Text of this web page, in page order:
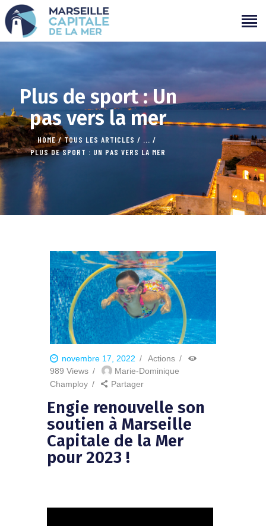
Plus de sport : Un
pas vers la mer
HOME TOUS LES ARTICLES
...
PLUS DE SPORT : UN PAS VERS LA MER
PROJETS
CAMPAGNES
ÉVÉNEMENTS PASSÉS
MÉDIAS
novembre 17, 2022
Actions
989 Views
Marie-Dominique
Champloy
Partager
Engie renouvelle son
soutien à Marseille
Capitale de la Mer
pour 2023 !